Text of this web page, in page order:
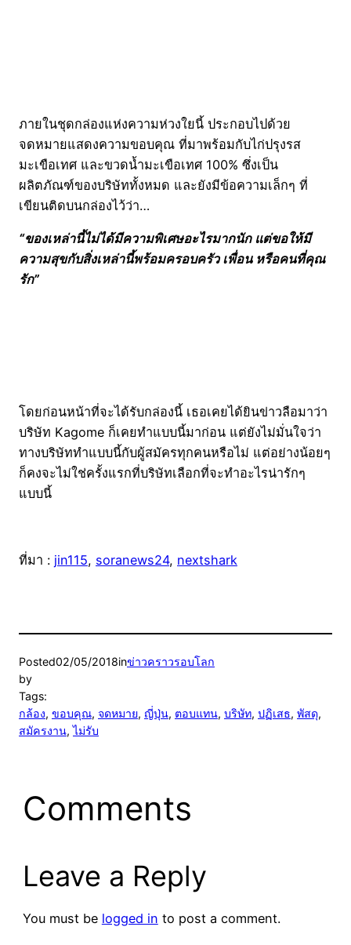
ภายในชุดกล่องแห่งความห่วงใยนี้ ประกอบไปด้วย
จดหมายแสดงความขอบคุณ ที่มาพร้อมกับไก่ปรุงรส
มะเขือเทศ และขวดน้ำมะเขือเทศ 100% ซึ่งเป็น
ผลิตภัณฑ์ของบริษัททั้งหมด และยังมีข้อความเล็กๆ ที่
เขียนติดบนกล่องไว้ว่า…
“ของเหล่านี้ไม่ได้มีความพิเศษอะไรมากนัก แต่ขอให้มี
ความสุขกับสิ่งเหล่านี้พร้อมครอบครัว เพื่อน หรือคนที่คุณ
รัก”
โดยก่อนหน้าที่จะได้รับกล่องนี้ เธอเคยได้ยินข่าวลือมาว่า
บริษัท Kagome ก็เคยทำแบบนี้มาก่อน แต่ยังไม่มั่นใจว่า
ทางบริษัททำแบบนี้กับผู้สมัครทุกคนหรือไม่ แต่อย่างน้อยๆ
ก็คงจะไม่ใช่ครั้งแรกที่บริษัทเลือกที่จะทำอะไรน่ารักๆ
แบบนี้
ที่มา : jin115, soranews24, nextshark
Posted02/05/2018inข่าวคราวรอบโลก
by
Tags:
กล้อง, ขอบคุณ, จดหมาย, ญี่ปุ่น, ตอบแทน, บริษัท, ปฏิเสธ, พัสดุ
สมัครงาน, ไม่รับ
Comments
Leave a Reply
You must be logged in to post a comment.